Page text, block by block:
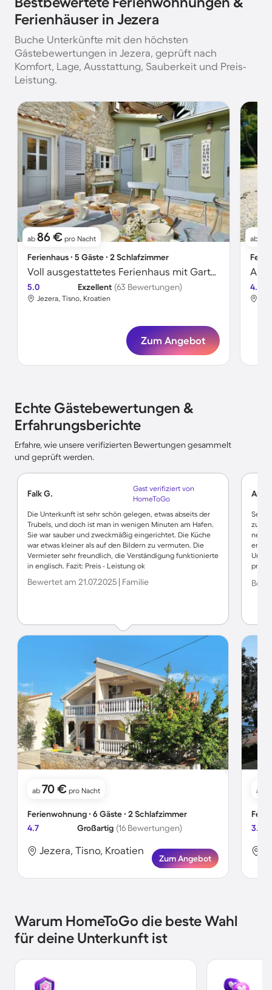
Ferienhäuser in Jezera
Buche Unterkünfte mit den höchsten
Gästebewertungen in Jezera, geprüft nach
Komfort, Lage, Ausstattung, Sauberkeit und Preis-
Leistung.
ab 86 € pro Nacht
Ferienhaus ∙ 5 Gäste ∙ 2 Schlafzimmer
Voll ausgestattetes Ferienhaus mit Garten und Grill | Hunde erlaubt
5.0 Exzellent (63 Bewertungen)
Jezera, Tisno, Kroatien
Zum Angebot
ab
4.6
Echte Gästebewertungen &
Erfahrungsberichte
Erfahre, wie unsere verifizierten Bewertungen gesammelt
und geprüft werden.
Falk G.
Gast verifiziert von
HomeToGo
Die Unterkunft ist sehr schön gelegen, etwas abseits der
Trubels, und doch ist man in wenigen Minuten am Hafen.
Sie war sauber und zweckmäßig eingerichtet. Die Küche
war etwas kleiner als auf den Bildern zu vermuten. Die
Vermieter sehr freundlich, die Verständigung funktionierte
in englisch. Fazit: Preis - Leistung ok
Bewertet am 21.07.2025 | Familie
ab 70 € pro Nacht
Ferienwohnung ∙ 6 Gäste ∙ 2 Schlafzimmer
4.7
Großartig (16 Bewertungen)
Jezera, Tisno, Kroatien
Zum Angebot
Anja
Sehr
zu
nette
ab
3.7
Warum HomeToGo die beste Wahl
für deine Unterkunft ist